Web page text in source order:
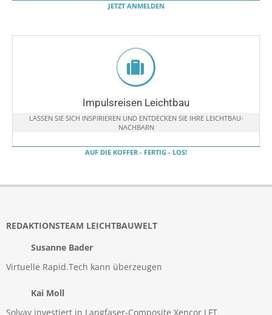
JETZT ANMELDEN
Impulsreisen Leichtbau
LASSEN SIE SICH INSPIRIEREN UND ENTDECKEN SIE IHRE LEICHTBAU-
NACHBARN
AUF DIE KOFFER - FERTIG - LOS!
REDAKTIONSTEAM LEICHTBAUWELT
Susanne Bader
Virtuelle Rapid.Tech kann überzeugen
Kai Moll
Solvay investiert in Langfaser-Composite Xencor LFT